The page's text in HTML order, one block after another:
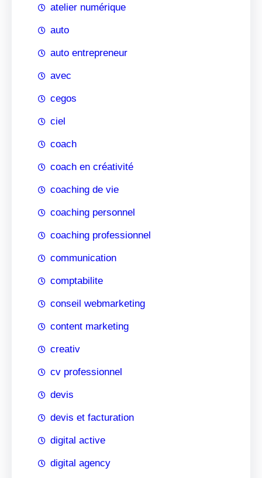
atelier numérique
auto
auto entrepreneur
avec
cegos
ciel
coach
coach en créativité
coaching de vie
coaching personnel
coaching professionnel
communication
comptabilite
conseil webmarketing
content marketing
creativ
cv professionnel
devis
devis et facturation
digital active
digital agency